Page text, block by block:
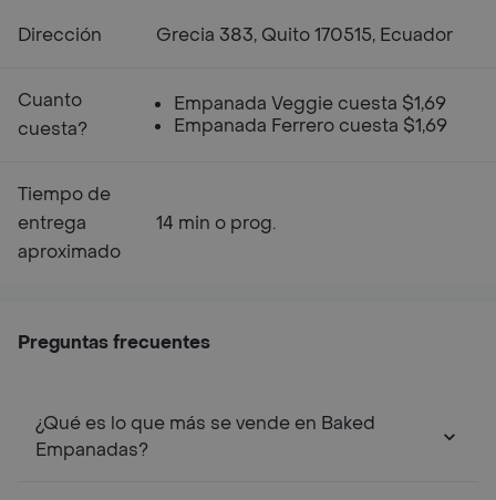
Dirección Grecia 383, Quito 170515, Ecuador
Cuanto
cuesta?
Empanada Veggie cuesta $1,69
Empanada Ferrero cuesta $1,69
Tiempo de
entrega
aproximado
14 min o prog.
Preguntas frecuentes
¿Qué es lo que más se vende en Baked
Empanadas?